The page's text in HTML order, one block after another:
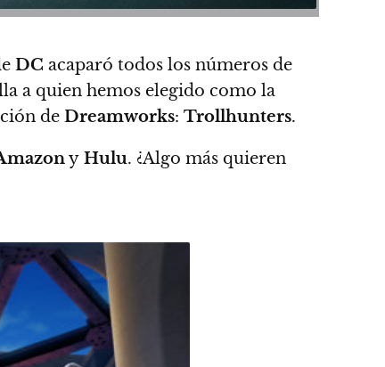
DC acaparó todos los números de
a quien hemos elegido como la
de Dreamworks: Trollhunters.
y Hulu. ¿Algo más quieren